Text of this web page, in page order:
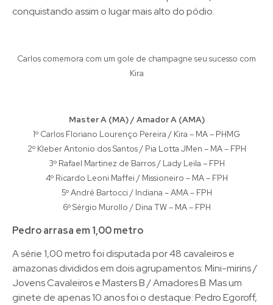
conquistando assim o lugar mais alto do pódio.
Carlos comemora com um gole de champagne seu sucesso com
Kira
Master A (MA) / Amador A (AMA)
1º Carlos Floriano Lourenço Pereira / Kira – MA – PHMG
2º Kleber Antonio dos Santos / Pia Lotta JMen – MA – FPH
3º Rafael Martinez de Barros / Lady Leila – FPH
4º Ricardo Leoni Maffei / Missioneiro – MA – FPH
5º André Bartocci / Indiana – AMA – FPH
6º Sérgio Murollo / Dina TW – MA – FPH
Pedro arrasa em 1,00 metro
A série 1,00 metro foi disputada por 48 cavaleiros e
amazonas divididos em dois agrupamentos: Mini-mirins /
Jovens Cavaleiros e Masters B / Amadores B. Mas um
ginete de apenas 10 anos foi o destaque: Pedro Egoroff,